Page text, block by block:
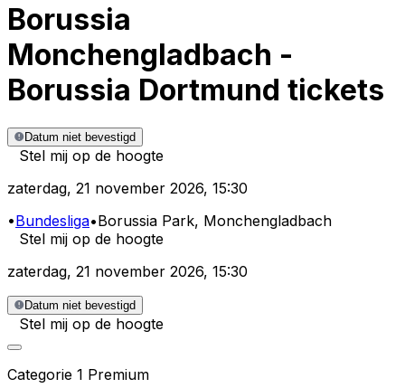
Borussia
Monchengladbach -
Borussia Dortmund tickets
Datum niet bevestigd
Stel mij op de hoogte
zaterdag, 21 november 2026, 15:30
•Bundesliga•Borussia Park, Monchengladbach
Stel mij op de hoogte
zaterdag, 21 november 2026, 15:30
Datum niet bevestigd
Stel mij op de hoogte
Categorie 1 Premium